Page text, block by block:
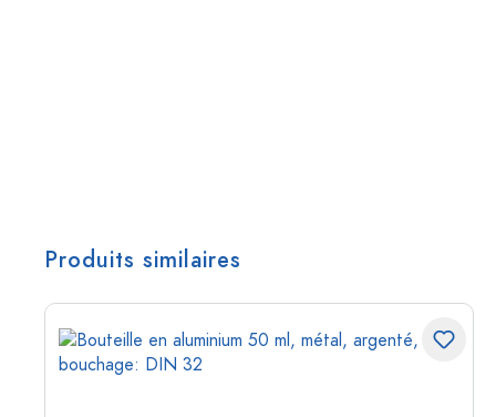
Produits similaires